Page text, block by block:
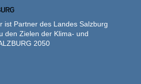
ist Partner des Landes Salzburg
den Zielen der Klima- und
2050